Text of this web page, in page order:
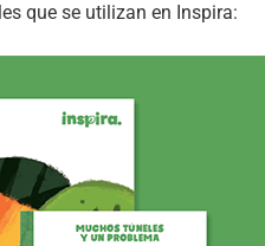
que se utilizan en Inspira: